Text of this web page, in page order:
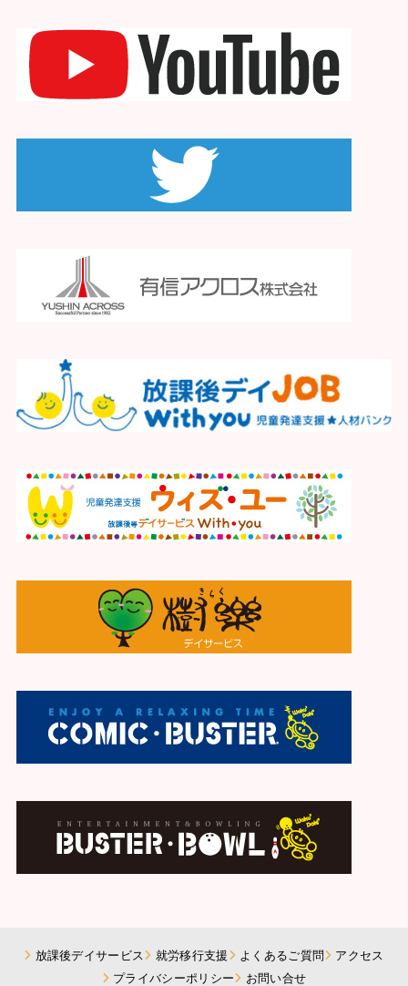
放課後デイサービス 就労移行支援 よくあるご質問
アクセス
プライバシーポリシー
お問い合せ